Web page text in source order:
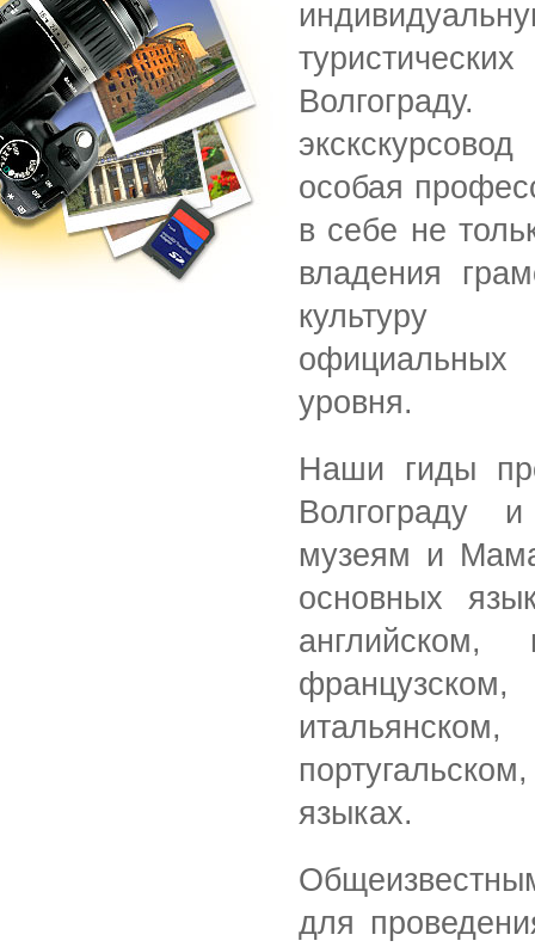
особая
в себе не
владения
официальных
уровня.
Наши гиды
Волгограду
музеям и
основных
языках.
для